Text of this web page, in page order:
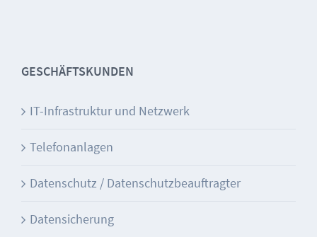
GESCHÄFTSKUNDEN
IT-Infrastruktur und Netzwerk
Telefonanlagen
Datenschutz / Datenschutzbeauftragter
Datensicherung